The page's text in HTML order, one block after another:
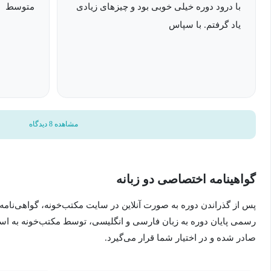
با درود دوره خیلی خوبی بود و چیزهای زیادی
یاد گرفتم. با سپاس
متوسط
مشاهده 8 دیدگاه
گواهینامه اختصاصی دو زبانه
پس از گذراندن دوره به صورت آنلاین در سایت مکتب‌خونه، گواهی‌نامه
رسمی پایان دوره به زبان فارسی و انگلیسی، توسط مکتب‌خونه به
صادر شده و در اختیار شما قرار می‌گیرد.